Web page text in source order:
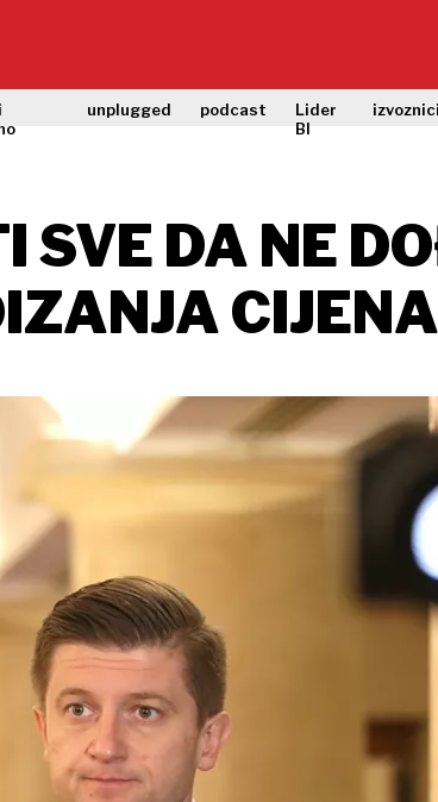
unplugged podcast
Lider
BI
izvoznici
SVE DA NE
CIJENA